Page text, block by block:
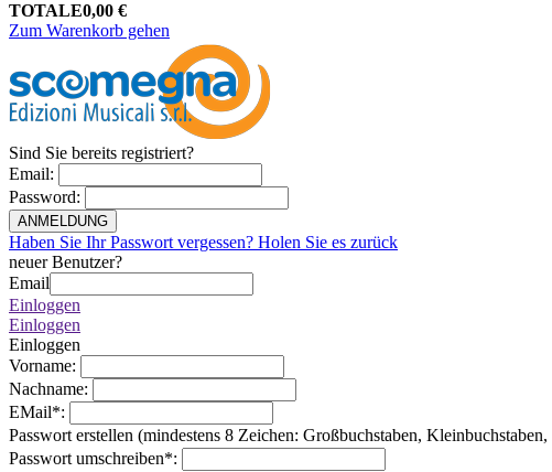
TOTALE0,00 €
Zum Warenkorb gehen
Sind Sie bereits registriert?
Email:
Password:
ANMELDUNG
Haben Sie Ihr Passwort vergessen? Holen Sie es zurück
neuer Benutzer?
Email
Einloggen
Einloggen
Einloggen
Vorname:
Nachname:
EMail*:
Passwort erstellen (mindestens 8 Zeichen: Großbuchstaben,
Passwort umschreiben*: